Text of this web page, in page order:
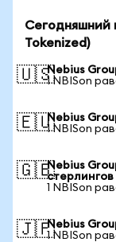
Сегодняшний
Tokenized)
🇺🇸Nebius
1 NBISon
🇪🇺Nebius
1 NBISon
🇬🇧Nebius
стерлингов
1 NBISon
🇯🇵Nebius
1 NBISon